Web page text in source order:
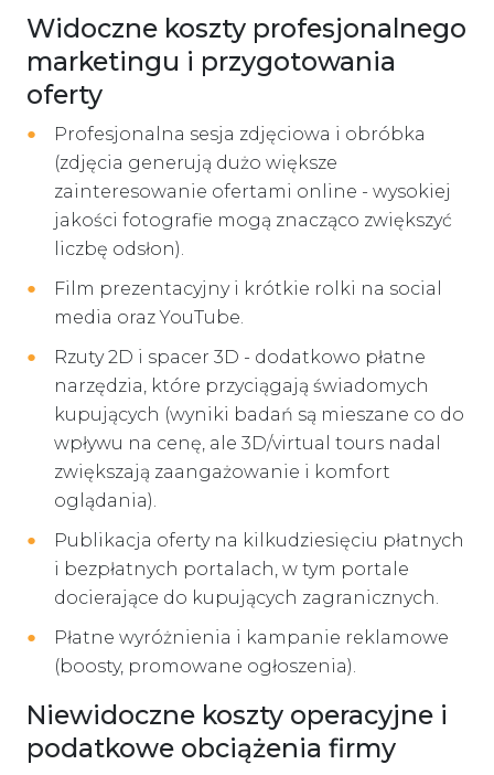
Widoczne koszty profesjonalnego
marketingu i przygotowania
oferty
Profesjonalna sesja zdjęciowa i obróbka
(zdjęcia generują dużo większe
zainteresowanie ofertami online - wysokiej
jakości fotografie mogą znacząco zwiększyć
liczbę odsłon).
Film prezentacyjny i krótkie rolki na social
media oraz YouTube.
Rzuty 2D i spacer 3D - dodatkowo płatne
narzędzia, które przyciągają świadomych
kupujących (wyniki badań są mieszane co do
wpływu na cenę, ale 3D/virtual tours nadal
zwiększają zaangażowanie i komfort
oglądania).
Publikacja oferty na kilkudziesięciu płatnych
i bezpłatnych portalach, w tym portale
docierające do kupujących zagranicznych.
Płatne wyróżnienia i kampanie reklamowe
(boosty, promowane ogłoszenia).
Niewidoczne koszty operacyjne i
podatkowe obciążenia firmy